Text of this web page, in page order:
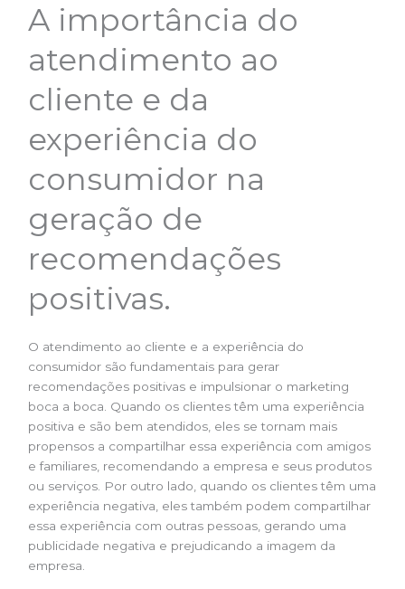
A importância do
atendimento ao
cliente e da
experiência do
consumidor na
geração de
recomendações
positivas.
O atendimento ao cliente e a experiência do
consumidor são fundamentais para gerar
recomendações positivas e impulsionar o marketing
boca a boca. Quando os clientes têm uma experiência
positiva e são bem atendidos, eles se tornam mais
propensos a compartilhar essa experiência com amigos
e familiares, recomendando a empresa e seus produtos
ou serviços. Por outro lado, quando os clientes têm uma
experiência negativa, eles também podem compartilhar
essa experiência com outras pessoas, gerando uma
publicidade negativa e prejudicando a imagem da
empresa.